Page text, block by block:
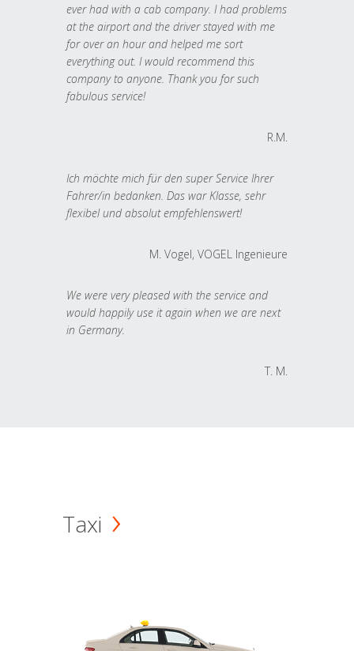
ever had with a cab company. I had problems
at the airport and the driver stayed with me
for over an hour and helped me sort
everything out. I would recommend this
company to anyone. Thank you for such
fabulous service!
R.M.
Ich möchte mich für den super Service Ihrer
Fahrer/in bedanken. Das war Klasse, sehr
flexibel und absolut empfehlenswert!
M. Vogel, VOGEL Ingenieure
We were very pleased with the service and
would happily use it again when we are next
in Germany.
T. M.
Taxi